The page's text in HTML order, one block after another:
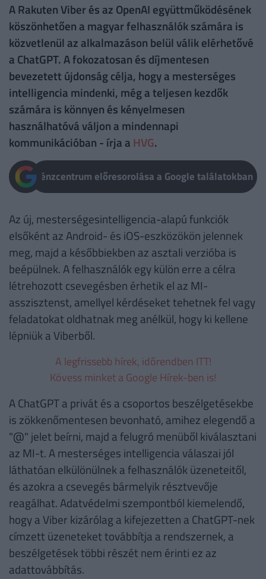
A Rakuten Viber és az OpenAI együttműködésének
köszönhetően a magyar felhasználók számára is
közvetlenül az alkalmazáson belül válik elérhetővé
a ChatGPT. A fokozatosan és díjmentesen
bevezetett újdonság célja, hogy a mesterséges
intelligencia mindenki, még a teljesen kezdők
számára is könnyen és kényelmesen
használhatóvá váljon a mindennapi
kommunikációban - írja a HVG.
Pénzcentrum előresorolása a Google találatokban
Az új, mesterségesintelligencia-alapú funkciók
elsőként az Android- és iOS-eszközökön jelennek
meg, majd a későbbiekben az asztali verzióba is
beépülnek. A felhasználók egy külön erre a célra
létrehozott csevegésben érhetik el az MI-
asszisztenst, amellyel kérdéseket tehetnek fel vagy
feladatokat oldhatnak meg anélkül, hogy ki kellene
lépniük a Viberből.
A legfrissebb hírek, időrendben ITT!
Kövess minket a Google Hírek-ben is!
A ChatGPT a privát és a csoportos beszélgetésekbe
is zökkenőmentesen bevonható, amihez elegendő a
"@" jelet beírni, majd a felugró menüből kiválasztani
az MI-t. A mesterséges intelligencia válaszai jól
láthatóan elkülönülnek a felhasználók üzeneteitől,
és azokra a csevegés bármelyik résztvevője
reagálhat. Adatvédelmi szempontból kiemelendő,
hogy a Viber kizárólag a kifejezetten a ChatGPT-nek
címzett üzeneteket továbbítja a rendszernek, a
beszélgetések többi részét nem érinti ez az
adattovábbítás.